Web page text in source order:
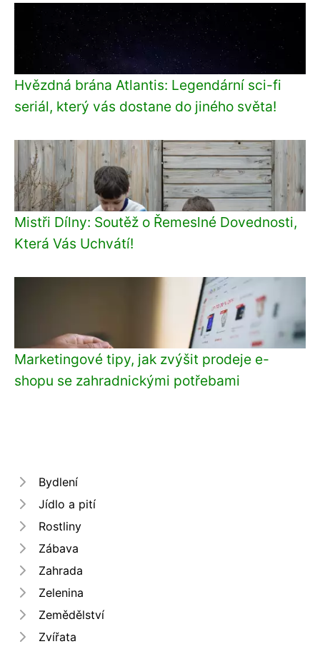
Hvězdná brána Atlantis: Legendární sci-fi
seriál, který vás dostane do jiného světa!
Mistři Dílny: Soutěž o Řemeslné Dovednosti,
Která Vás Uchvátí!
Marketingové tipy, jak zvýšit prodeje e-
shopu se zahradnickými potřebami
Bydlení
Jídlo a pití
Rostliny
Zábava
Zahrada
Zelenina
Zemědělství
Zvířata